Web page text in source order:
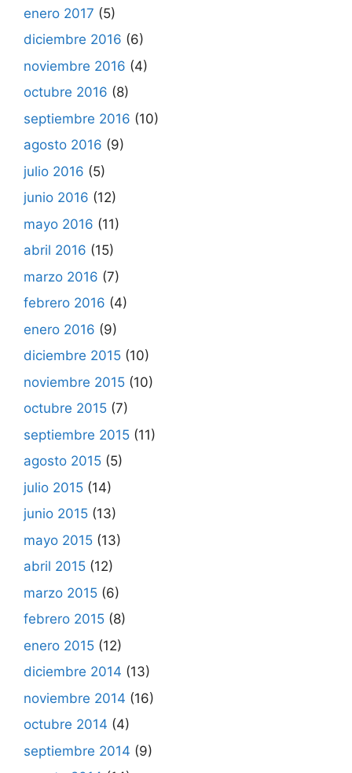
enero 2017 (5)
diciembre 2016 (6)
noviembre 2016 (4)
octubre 2016 (8)
septiembre 2016 (10)
agosto 2016 (9)
julio 2016 (5)
junio 2016 (12)
mayo 2016 (11)
abril 2016 (15)
marzo 2016 (7)
febrero 2016 (4)
enero 2016 (9)
diciembre 2015 (10)
noviembre 2015 (10)
octubre 2015 (7)
septiembre 2015 (11)
agosto 2015 (5)
julio 2015 (14)
junio 2015 (13)
mayo 2015 (13)
abril 2015 (12)
marzo 2015 (6)
febrero 2015 (8)
enero 2015 (12)
diciembre 2014 (13)
noviembre 2014 (16)
octubre 2014 (4)
septiembre 2014 (9)